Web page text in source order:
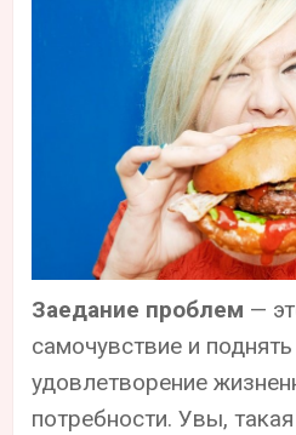
Заедание проблем —
самочувствие и
удовлетворение
потребности. Увы,